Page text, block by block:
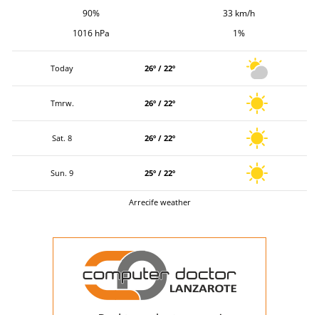
90%
33 km/h
1016 hPa
1%
Today 26º / 22º
Tmrw. 26º / 22º
Sat. 8 26º / 22º
Sun. 9 25º / 22º
Arrecife weather